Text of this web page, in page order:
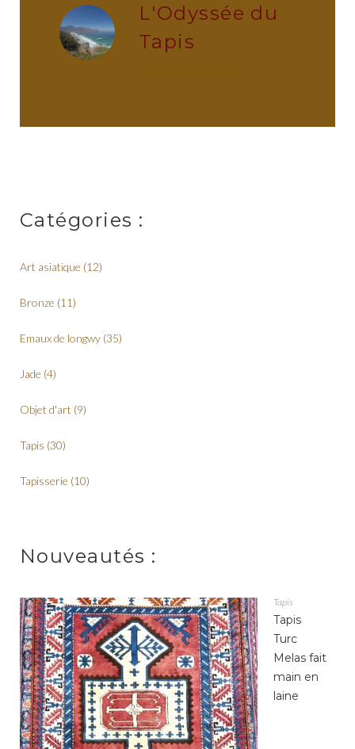
L'Odyssée du
Tapis
Catégories :
Art asiatique (12)
Bronze (11)
Emaux de longwy (35)
Jade (4)
Objet d'art (9)
Tapis (30)
Tapisserie (10)
Nouveautés :
Tapis
Tapis
Turc
Melas fait
main en
laine